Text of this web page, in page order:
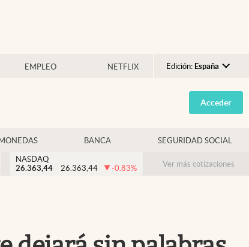
EMPLEO NETFLIX Edición: España
Argentina
España
USA
Colombia
Acceder
BANCA SEGURIDAD SOCIAL
NASDAQ
26.363,44
26.363,44 -0.83% Ver más cotizaciones